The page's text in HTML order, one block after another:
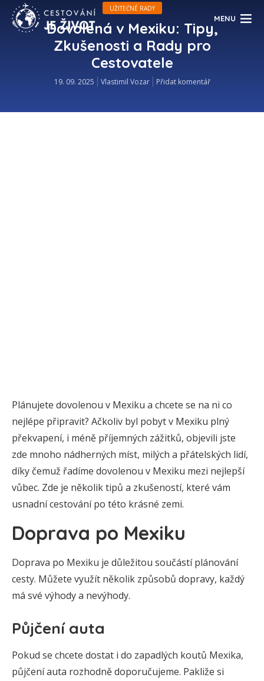
MENU
UŽITEČNÉ RADY
Dovolená v Mexiku: Tipy,
Zkušenosti a Rady pro
Cestovatele
19. 09. 2025 Vlastimil Vozar Přidat komentář
Plánujete dovolenou v Mexiku a chcete se na ni co
nejlépe připravit? Ačkoliv byl pobyt v Mexiku plný
překvapení, i méně příjemných zážitků, objevili jste
zde mnoho nádherných míst, milých a přátelských lidí,
díky čemuž řadíme dovolenou v Mexiku mezi nejlepší
vůbec. Zde je několik tipů a zkušeností, které vám
usnadní cestování po této krásné zemi.
Doprava po Mexiku
Doprava po Mexiku je důležitou součástí plánování
cesty. Můžete využít několik způsobů dopravy, každý
má své výhody a nevýhody.
Půjčení auta
Pokud se chcete dostat i do zapadlých koutů Mexika,
půjčení auta rozhodně doporučujeme. Pakliže si